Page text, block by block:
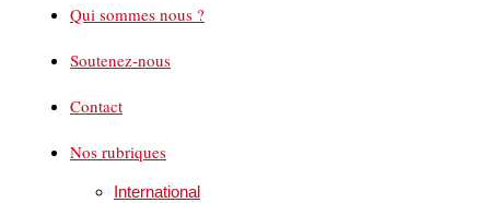
Qui sommes nous ?
Soutenez-nous
Contact
Nos rubriques
International